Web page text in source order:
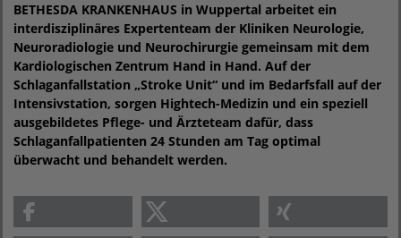
BETHESDA KRANKENHAUS in Wuppertal arbeitet ein
interdisziplinäres Expertenteam der Kliniken Neurologie,
Neuroradiologie und Neurochirurgie gemeinsam mit dem
Kardiologischen Zentrum Hand in Hand. Auf der
Schlaganfallstation „Stroke Unit“ und im Bedarfsfall auf der
Intensivstation, sorgen Hightech-Medizin und ein speziell
ausgebildetes Pflege- und Ärzteteam dafür, dass
Schlaganfallpatienten 24 Stunden am Tag optimal
überwacht und behandelt werden.